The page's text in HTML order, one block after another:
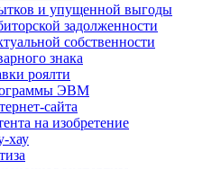
и упущенной выгоды
задолженности
собственности
знака
роялти
ЭВМ
сайта
на изобретение
хау